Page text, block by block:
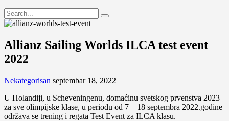
Allianz Sailing Worlds ILCA test event
2022
Nekategorisan septembar 18, 2022
U Holandiji, u Scheveningenu, domaćinu svetskog prvenstva 2023
za sve olimpijske klase, u periodu od 7 – 18 septembra 2022.godine
održava se trening i regata Test Event za ILCA klasu.